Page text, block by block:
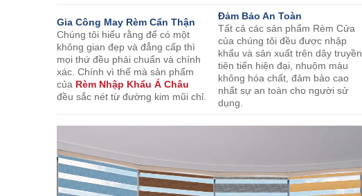
Gia Công May Rèm Cẩn Thận
Chúng tôi hiểu rằng để có một
không gian đẹp và đẳng cấp thì
mọi thứ đều phải chuẩn và chính
xác. Chính vì thế mà sản phẩm
của Rèm Nhập Khẩu Á Châu
đều sắc nét từ đường kim mũi chỉ.
Đảm Bảo An Toàn
Tất cả các sản phẩm Rèm Cửa
của chúng tôi đều được nhập
khẩu và sản xuất trên dây truyền
tiên tiến hiện đại, nhuộm màu
không hóa chất, đảm bảo cao
nhất sự an toàn cho người sử
dụng.